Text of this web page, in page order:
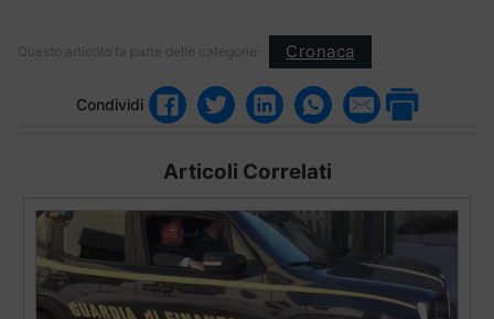
Questo articolo fa parte delle categorie: Cronaca
Condividi
Articoli Correlati